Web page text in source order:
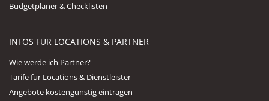
Budgetplaner & Checklisten
INFOS FÜR LOCATIONS & PARTNER
Wie werde ich Partner?
Tarife für Locations & Dienstleister
Angebote kostengünstig eintragen